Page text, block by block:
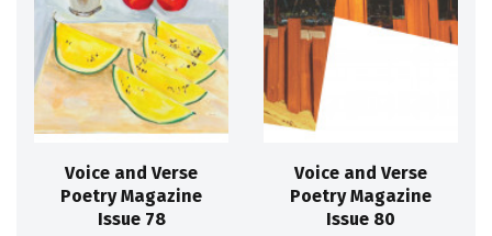
Voice and Verse
Poetry Magazine
Issue 78
Voice and Verse
Poetry Magazine
Issue 80